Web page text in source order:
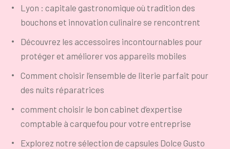
Lyon : capitale gastronomique où tradition des
bouchons et innovation culinaire se rencontrent
Découvrez les accessoires incontournables pour
protéger et améliorer vos appareils mobiles
Comment choisir l’ensemble de literie parfait pour
des nuits réparatrices
comment choisir le bon cabinet d’expertise
comptable à carquefou pour votre entreprise
Explorez notre sélection de capsules Dolce Gusto